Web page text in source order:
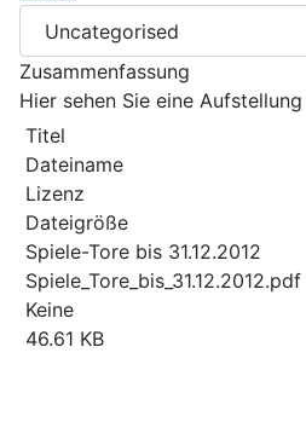
Zusammenfassung
Hier sehen Sie eine
Titel
Dateiname
Lizenz
Dateigröße
Spiele-Tore bis 31.12.2012
Spiele_Tore_bis_31.12.2012.pdf
Keine
46.61 KB